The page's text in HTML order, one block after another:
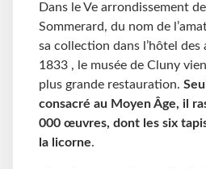
Dans le Ve arrondissement
Sommerard, du nom de
sa collection dans l’hôtel des
1833 , le musée de Cluny
plus grande restauration.
consacré au Moyen Âge, il
000 œuvres, dont les six
la licorne.